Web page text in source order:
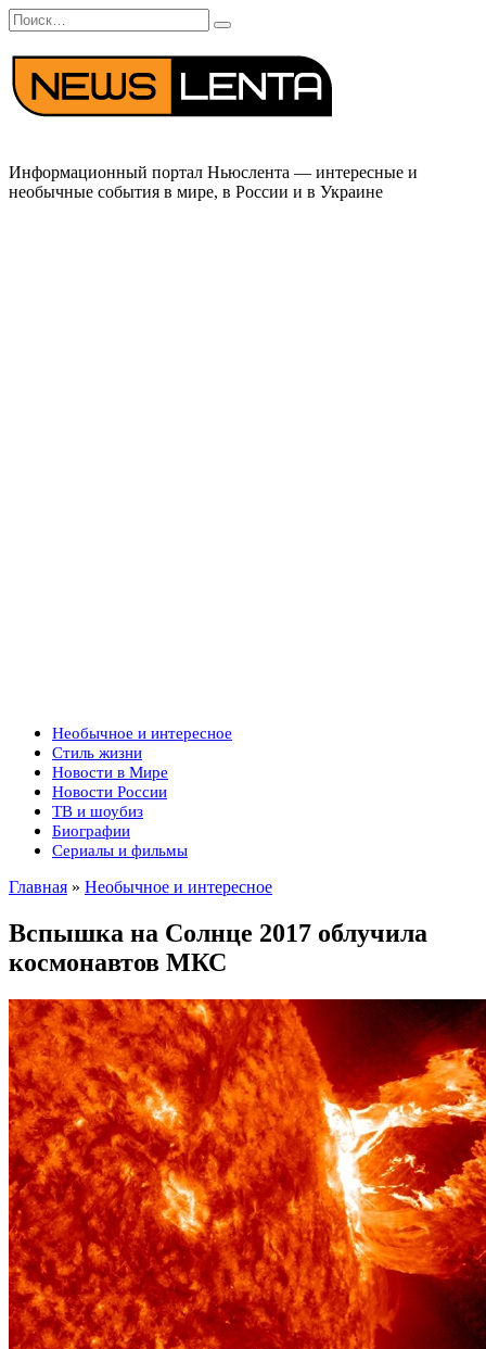
Перейти
к
содержанию
Search
for:
Информационный портал Ньюслента — интересные и
необычные события в мире, в России и в Украине
Необычное и интересное
Стиль жизни
Новости в Мире
Новости России
ТВ и шоубиз
Биографии
Сериалы и фильмы
Главная » Необычное и интересное
Вспышка на Солнце 2017 облучила
космонавтов МКС